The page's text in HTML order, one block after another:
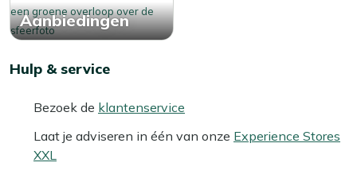
Aanbiedingen
Hulp & service
Bezoek de klantenservice
Laat je adviseren in één van onze Experience Stores
XXL